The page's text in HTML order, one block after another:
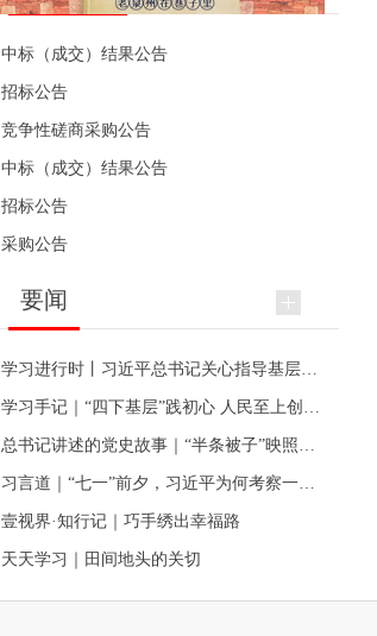
中标（成交）结果公告
招标公告
竞争性磋商采购公告
中标（成交）结果公告
招标公告
采购公告
要闻
壹视界·知行记｜巧手绣出幸福路
天天学习｜田间地头的关切